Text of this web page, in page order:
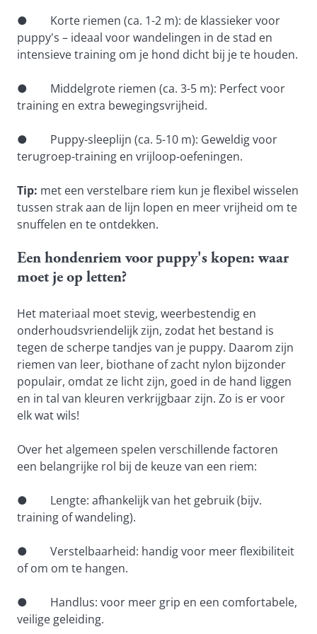
●        Korte riemen (ca. 1-2 m): de klassieker voor
puppy's – ideaal voor wandelingen in de stad en
intensieve training om je hond dicht bij je te houden.
●        Middelgrote riemen (ca. 3-5 m): Perfect voor
training en extra bewegingsvrijheid.
●        Puppy-sleeplijn (ca. 5-10 m): Geweldig voor
terugroep-training en vrijloop-oefeningen.
Tip: met een verstelbare riem kun je flexibel wisselen
tussen strak aan de lijn lopen en meer vrijheid om te
snuffelen en te ontdekken.
Een hondenriem voor puppy's kopen: waar
moet je op letten?
Het materiaal moet stevig, weerbestendig en
onderhoudsvriendelijk zijn, zodat het bestand is
tegen de scherpe tandjes van je puppy. Daarom zijn
riemen van leer, biothane of zacht nylon bijzonder
populair, omdat ze licht zijn, goed in de hand liggen
en in tal van kleuren verkrijgbaar zijn. Zo is er voor
elk wat wils!
Over het algemeen spelen verschillende factoren
een belangrijke rol bij de keuze van een riem:
●        Lengte: afhankelijk van het gebruik (bijv.
training of wandeling).
●        Verstelbaarheid: handig voor meer flexibiliteit
of om om te hangen.
●        Handlus: voor meer grip en een comfortabele,
veilige geleiding.